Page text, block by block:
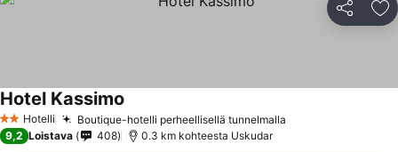
Jaa
2 Tähtiluokitus
Hotelli Boutique-hotelli perheellisellä tunnelmalla
Hotel Kassimo
9,2 Loistava 408 0.3 km kohteesta Uskudar